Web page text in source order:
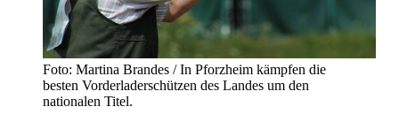
Foto: Martina Brandes / In Pforzheim kämpfen die
besten Vorderladerschützen des Landes um den
nationalen Titel.